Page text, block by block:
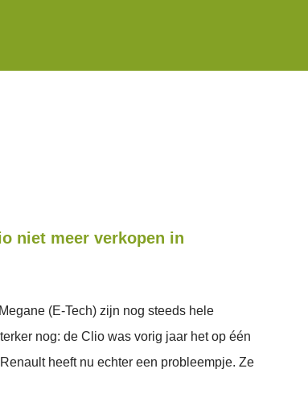
niet meer verkopen in
(E-Tech) zijn nog steeds hele
nog: de Clio was vorig jaar het op één
heeft nu echter een probleempje. Ze